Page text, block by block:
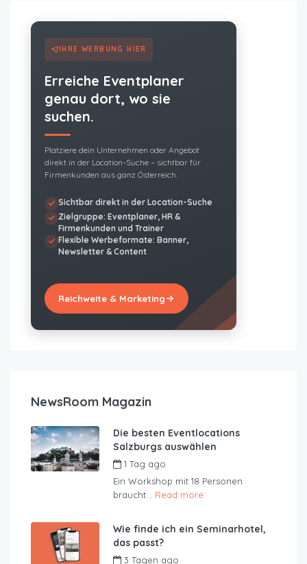
IHRE WERBUNG HIER
Erreiche Eventplaner
genau dort, wo sie
suchen.
Platziere dein Unternehmen oder Angebot
direkt in der Location-Suche – sichtbar für
Firmenkunden aus ganz Österreich.
Sichtbar direkt in der Location-Suche
Zielgruppe: Eventplaner, HR &
Firmenkunden und Trainer
Flexible Werbeformate: Banner,
Newsletter & Content
Reichweite & Marketing
NewsRoom Magazin
Die besten Eventlocations
Salzburgs auswählen
1 Tag ago
Ein Workshop mit 18 Personen
braucht... Read more
Wie finde ich ein Seminarhotel,
das passt?
3 Tagen ago